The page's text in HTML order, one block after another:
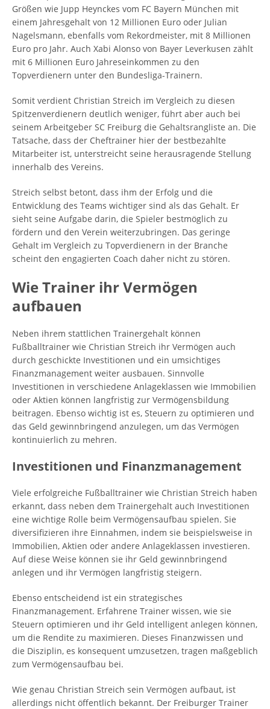
Größen wie Jupp Heynckes vom FC Bayern München mit
einem Jahresgehalt von 12 Millionen Euro oder Julian
Nagelsmann, ebenfalls vom Rekordmeister, mit 8 Millionen
Euro pro Jahr. Auch Xabi Alonso von Bayer Leverkusen zählt
mit 6 Millionen Euro Jahreseinkommen zu den
Topverdienern unter den Bundesliga-Trainern.
Somit verdient Christian Streich im Vergleich zu diesen
Spitzenverdienern deutlich weniger, führt aber auch bei
seinem Arbeitgeber SC Freiburg die Gehaltsrangliste an. Die
Tatsache, dass der Cheftrainer hier der bestbezahlte
Mitarbeiter ist, unterstreicht seine herausragende Stellung
innerhalb des Vereins.
Streich selbst betont, dass ihm der Erfolg und die
Entwicklung des Teams wichtiger sind als das Gehalt. Er
sieht seine Aufgabe darin, die Spieler bestmöglich zu
fördern und den Verein weiterzubringen. Das geringe
Gehalt im Vergleich zu Topverdienern in der Branche
scheint den engagierten Coach daher nicht zu stören.
Wie Trainer ihr Vermögen
aufbauen
Neben ihrem stattlichen Trainergehalt können
Fußballtrainer wie Christian Streich ihr Vermögen auch
durch geschickte Investitionen und ein umsichtiges
Finanzmanagement weiter ausbauen. Sinnvolle
Investitionen in verschiedene Anlageklassen wie Immobilien
oder Aktien können langfristig zur Vermögensbildung
beitragen. Ebenso wichtig ist es, Steuern zu optimieren und
das Geld gewinnbringend anzulegen, um das Vermögen
kontinuierlich zu mehren.
Investitionen und Finanzmanagement
Viele erfolgreiche Fußballtrainer wie Christian Streich haben
erkannt, dass neben dem Trainergehalt auch Investitionen
eine wichtige Rolle beim Vermögensaufbau spielen. Sie
diversifizieren ihre Einnahmen, indem sie beispielsweise in
Immobilien, Aktien oder andere Anlageklassen investieren.
Auf diese Weise können sie ihr Geld gewinnbringend
anlegen und ihr Vermögen langfristig steigern.
Ebenso entscheidend ist ein strategisches
Finanzmanagement. Erfahrene Trainer wissen, wie sie
Steuern optimieren und ihr Geld intelligent anlegen können,
um die Rendite zu maximieren. Dieses Finanzwissen und
die Disziplin, es konsequent umzusetzen, tragen maßgeblich
zum Vermögensaufbau bei.
Wie genau Christian Streich sein Vermögen aufbaut, ist
allerdings nicht öffentlich bekannt. Der Freiburger Trainer